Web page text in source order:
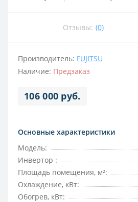
Отзывы: (0)
Производитель: FUJITSU
Наличие: Предзаказ
106 000 руб.
Основные характеристики
Модель:
Инвертор :
Площадь помещения, м²:
Охлаждение, кВт:
Обогрев, кВт: